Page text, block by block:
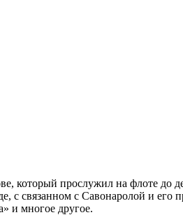
который прослужил на флоте до
с связанном с Савонаролой и
и многое другое.